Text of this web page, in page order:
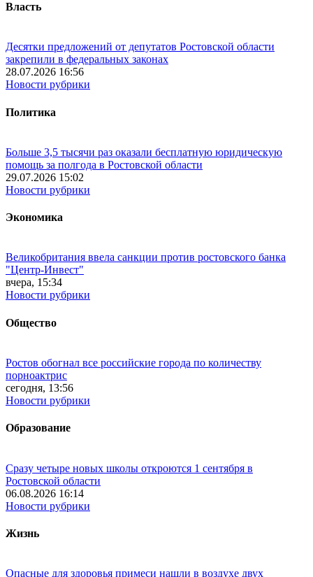
Власть
Десятки предложений от депутатов Ростовской области
закрепили в федеральных законах
28.07.2026 16:56
Новости рубрики
Политика
Больше 3,5 тысячи раз оказали бесплатную юридическую
помощь за полгода в Ростовской области
29.07.2026 15:02
Новости рубрики
Экономика
Великобритания ввела санкции против ростовского банка
"Центр-Инвест"
вчера, 15:34
Новости рубрики
Общество
Ростов обогнал все российские города по количеству
порноактрис
сегодня, 13:56
Новости рубрики
Образование
Сразу четыре новых школы откроются 1 сентября в
Ростовской области
06.08.2026 16:14
Новости рубрики
Жизнь
Опасные для здоровья примеси нашли в воздухе двух